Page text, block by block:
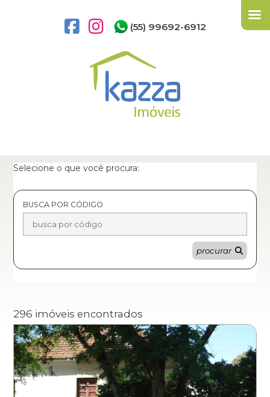
(55) 99692-6912
Selecione o que você procura:
BUSCA POR CÓDIGO
procurar
296 imóveis encontrados